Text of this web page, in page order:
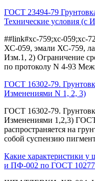
ГОСТ 23494-79
Технические условия (с
##link#хс-759;хс-059;хс-
ХС-059, эмали ХС-759,
Изм.1, 2) Ограничение
по протоколу N 4-93
ГОСТ 16302-79.
Изменениями N 1, 2, 3)
ГОСТ 16302-79.
Изменениями 1,2,3)
распространяется на
собой суспензию
Какие характеристики
и ПФ-002 по ГОСТ